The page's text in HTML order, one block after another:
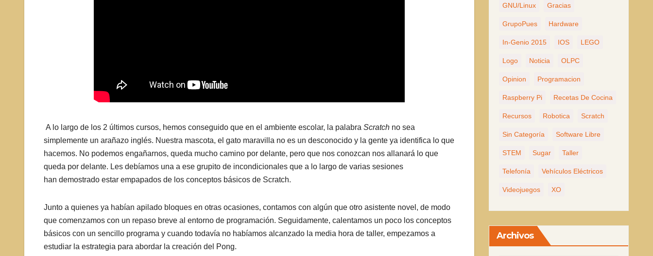
A lo largo de los 2 últimos cursos, hemos conseguido que en el ambiente escolar, la palabra Scratch no sea
simplemente un arañazo inglés. Nuestra mascota, el gato maravilla no es un desconocido y la gente ya identifica lo que
hacemos. No podemos engañarnos, queda mucho camino por delante, pero que nos conozcan nos allanará lo que
queda por delante. Les debíamos una a ese grupito de incondicionales que a lo largo de varias sesiones
han demostrado estar empapados de los conceptos básicos de Scratch.
Junto a quienes ya habían apilado bloques en otras ocasiones, contamos con algún que otro asistente novel, de modo
que comenzamos con un repaso breve al entorno de programación. Seguidamente, calentamos un poco los conceptos
básicos con un sencillo programa y cuando todavía no habíamos alcanzado la media hora de taller, empezamos a
estudiar la estrategia para abordar la creación del Pong.
GNU/Linux Gracias
GrupoPues Hardware
In-Genio 2015 IOS LEGO
Logo Noticia OLPC
Opinion Programacion
Raspberry Pi Recetas De Cocina
Recursos Robotica Scratch
Sin Categoría Software Libre
STEM Sugar Taller
Telefonía Vehículos Eléctricos
Videojuegos XO
Archivos